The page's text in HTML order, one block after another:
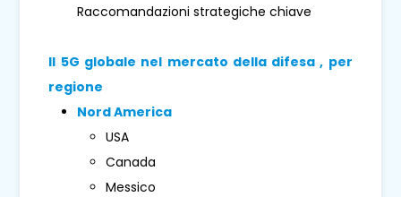
Raccomandazioni strategiche chiave
Il 5G globale nel mercato della difesa , per
regione
Nord America
USA
Canada
Messico